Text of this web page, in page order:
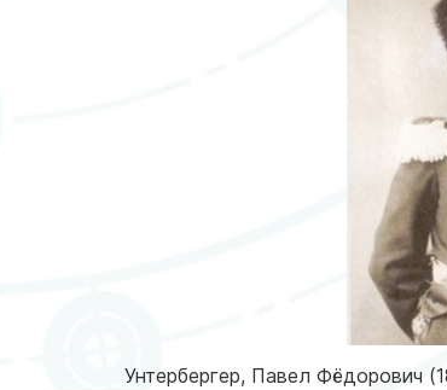
Унтербергер, Павел Фёдорович